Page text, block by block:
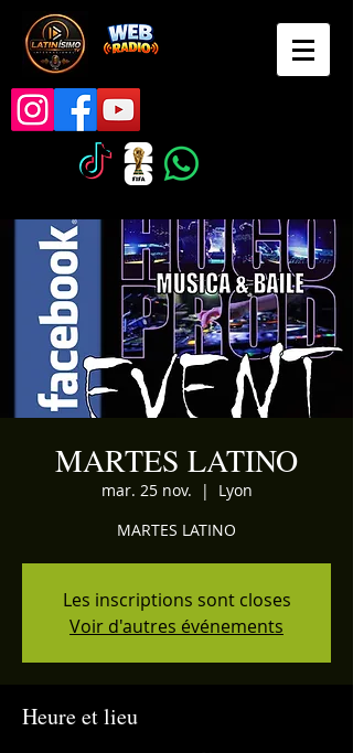
MARTES LATINO
mar. 25 nov.
  |
Lyon
MARTES LATINO
Les inscriptions sont closes
Voir d'autres événements
Heure et lieu